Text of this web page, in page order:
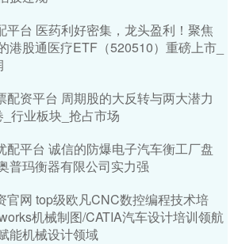
平台 医药利好密集，龙头盈利！聚焦
港股通医疗ETF（520510）重磅上市_
配资平台 周期股的大反转与两大潜力
_行业板块_抢占市场
配平台 诚信的防爆电子汽车衡工厂盘
普玛衡器有限公司实力强
官网 top级欧凡CNC数控编程技术培
机械制图/CATIA汽车设计培训领航
能机械设计领域